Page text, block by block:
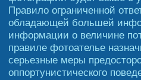
Правило ограниченной
обладающей большей
информации о величине
правиле фотоателье
серьезные меры
оппортунистического